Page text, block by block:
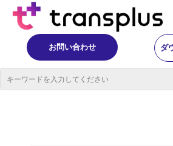
お問い合わせ ダ